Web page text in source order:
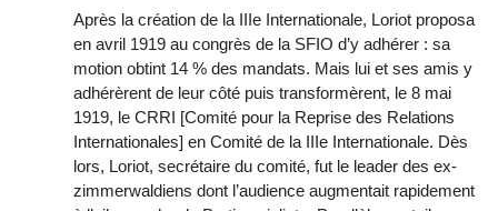
Après la création de la IIIe Internationale, Loriot proposa
en avril 1919 au congrès de la SFIO d’y adhérer : sa
motion obtint 14 % des mandats. Mais lui et ses amis y
adhérèrent de leur côté puis transformèrent, le 8 mai
1919, le CRRI [Comité pour la Reprise des Relations
Internationales] en Comité de la IIIe Internationale. Dès
lors, Loriot, secrétaire du comité, fut le leader des ex-
zimmerwaldiens dont l’audience augmentait rapidement